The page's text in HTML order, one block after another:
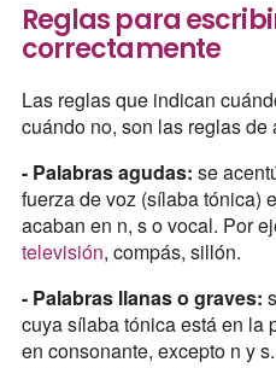
Reglas para
correctamente
Las reglas que indican
cuándo no, son las reglas
- Palabras agudas: se
fuerza de voz (sílaba tónica)
acaban en n, s o vocal. Por
televisión, compás, sillón.
- Palabras llanas o graves:
cuya sílaba tónica está en la
en consonante, excepto n y